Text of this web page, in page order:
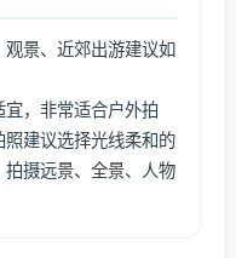
景、近郊出游建议如
，非常适合户外拍
建议选择光线柔和的
摄远景、全景、人物